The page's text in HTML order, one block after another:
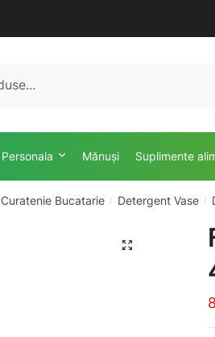
Mănuși Suplimente
Bucatarie / Detergent Vase /
🔍